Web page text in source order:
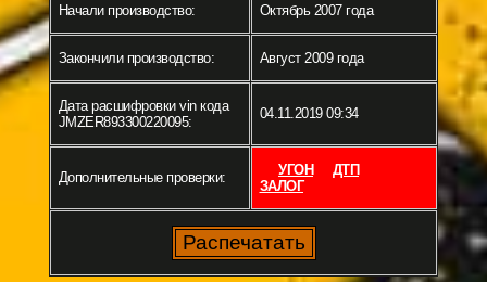
Начали производство: Октябрь 2007 года
Закончили производство: Август 2009 года
Дата расшифровки vin кода
JMZER893300220095:
04.11.2019 09:34
Дополнительные проверки: УГОН
ДТП
ЗАЛОГ